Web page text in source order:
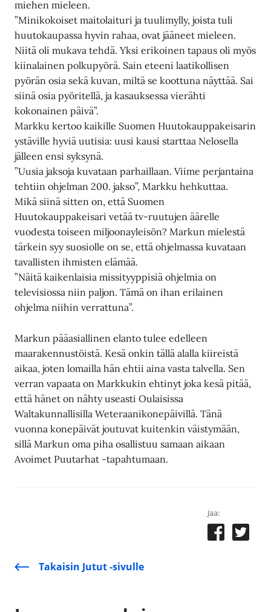
miehen mieleen.
”Minikokoiset maitolaituri ja tuulimylly, joista tuli
huutokaupassa hyvin rahaa, ovat jääneet mieleen.
Niitä oli mukava tehdä. Yksi erikoinen tapaus oli myös
kiinalainen polkupyörä. Sain eteeni laatikollisen
pyörän osia sekä kuvan, miltä se koottuna näyttää. Sai
siinä osia pyöritellä, ja kasauksessa vierähti
kokonainen päivä”.
Markku kertoo kaikille Suomen Huutokauppakeisarin
ystäville hyviä uutisia: uusi kausi starttaa Nelosella
jälleen ensi syksynä.
”Uusia jaksoja kuvataan parhaillaan. Viime perjantaina
tehtiin ohjelman 200. jakso”, Markku hehkuttaa.
Mikä siinä sitten on, että Suomen
Huutokauppakeisari vetää tv-ruutujen äärelle
vuodesta toiseen miljoonayleisön? Markun mielestä
tärkein syy suosiolle on se, että ohjelmassa kuvataan
tavallisten ihmisten elämää.
”Näitä kaikenlaisia missityyppisiä ohjelmia on
televisiossa niin paljon. Tämä on ihan erilainen
ohjelma niihin verrattuna”.
Markun pääasiallinen elanto tulee edelleen
maarakennustöistä. Kesä onkin tällä alalla kiireistä
aikaa, joten lomailla hän ehtii aina vasta talvella. Sen
verran vapaata on Markkukin ehtinyt joka kesä pitää,
että hänet on nähty useasti Oulaisissa
Waltakunnallisilla Weteraanikonepäivillä. Tänä
vuonna konepäivät joutuvat kuitenkin väistymään,
sillä Markun oma piha osallistuu samaan aikaan
Avoimet Puutarhat -tapahtumaan.
Jaa:
Takaisin Jutut -sivulle